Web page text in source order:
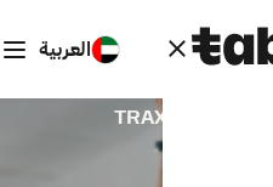
العربية
TRAX FITNESS